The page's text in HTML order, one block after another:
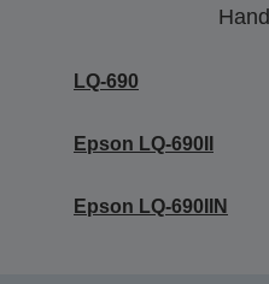
LQ-690
Epson LQ-690II
Epson LQ-690IIN